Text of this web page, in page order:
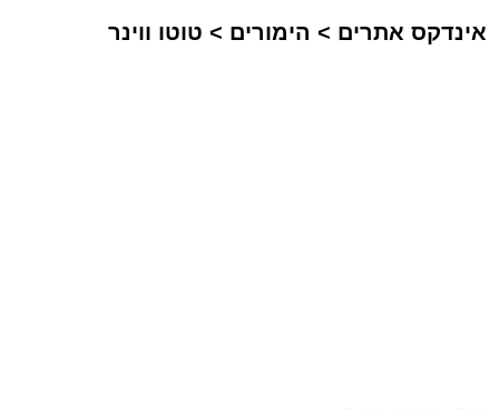
אינדקס אתרים > הימורים > טוטו ווינר